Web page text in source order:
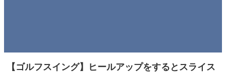
【ゴルフスイング】ヒールアップをするとスライス